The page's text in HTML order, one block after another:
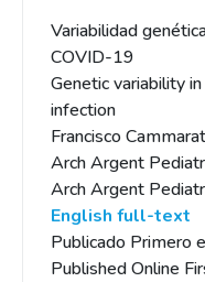
Variabilidad
COVID-19
Genetic variability
infection
Francisco
Arch Argent
Arch Argent
English full-text
Publicado
Published Online